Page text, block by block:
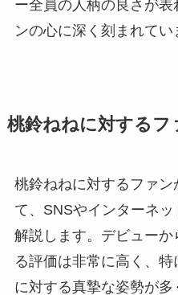
ー全員の人柄の良さが
ンの心に深く刻まれてい
桃鈴ねねに対するフ
桃鈴ねねに対するファ
て、SNSやインターネ
解説します。デビュー
る評価は非常に高く、
に対する真摯な姿勢が